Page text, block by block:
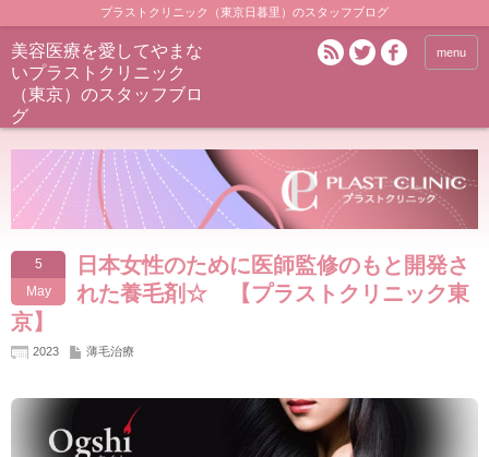
プラストクリニック（東京日暮里）のスタッフブログ
美容医療を愛してやまな
いプラストクリニック
（東京）のスタッフブロ
グ
menu
5
May
日本女性のために医師監修のもと開発さ
れた養毛剤☆ 【プラストクリニック東
京】
2023 薄毛治療